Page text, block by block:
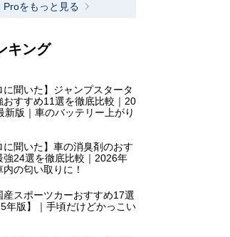
Proをもっと見る
キング
に聞いた】ジャンプスタータ
おすすめ11選を徹底比較｜20
新版｜車のバッテリー上がり
に聞いた】車の消臭剤のおす
強24選を徹底比較｜2026年
内の匂い取りに！
産スポーツカーおすすめ17選
年版】｜手頃だけどかっこい